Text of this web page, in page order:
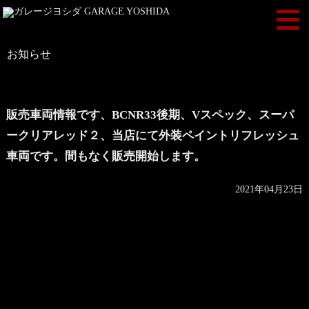
お知らせ
販売車両情報です、BCNR33後期、Vスペック、スーパ
ークリアレッド２、当店にて外装ペイントリフレッシュ
車両です。間もなく販売開始します。
2021年04月23日